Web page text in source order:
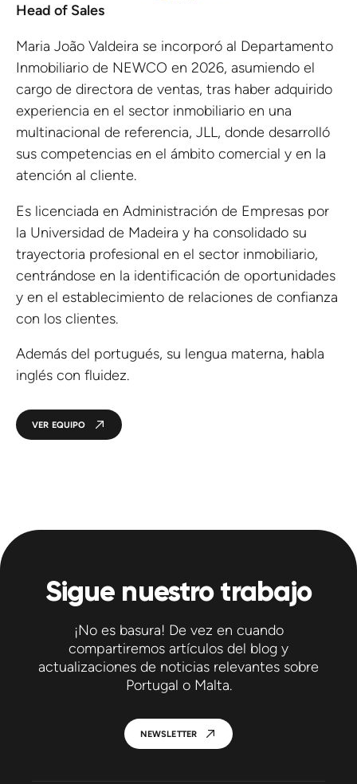
Head of Sales
Maria João Valdeira se incorporó al Departamento
Inmobiliario de NEWCO en 2026, asumiendo el
cargo de directora de ventas, tras haber adquirido
experiencia en el sector inmobiliario en una
multinacional de referencia, JLL, donde desarrolló
sus competencias en el ámbito comercial y en la
atención al cliente.
Es licenciada en Administración de Empresas por
la Universidad de Madeira y ha consolidado su
trayectoria profesional en el sector inmobiliario,
centrándose en la identificación de oportunidades
y en el establecimiento de relaciones de confianza
con los clientes.
Además del portugués, su lengua materna, habla
inglés con fluidez.
VER EQUIPO
Sigue nuestro trabajo
¡No es basura! De vez en cuando
compartiremos artículos del blog y
actualizaciones de noticias relevantes sobre
Portugal o Malta.
NEWSLETTER